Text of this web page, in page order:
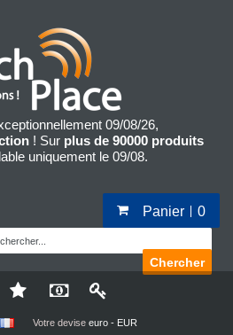
09/08/26,
! Sur plus de 90000 produits
uniquement le 09/08.
Panier 0
Chercher
Votre devise euro - EUR